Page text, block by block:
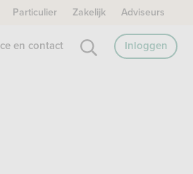
Particulier Zakelijk Adviseurs
en contact Inloggen